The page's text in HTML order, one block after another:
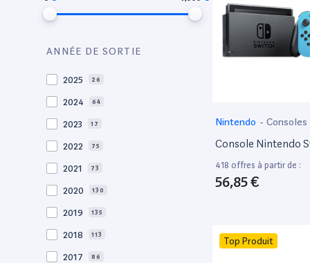
ANNÉE DE SORTIE
2025 26
2024 64
2023 17
2022 75
2021 73
2020 130
2019 135
2018 113
2017 86
Nintendo - Consoles
Console Nintendo
418 offres à partir de :
56,85 €
Top Produit